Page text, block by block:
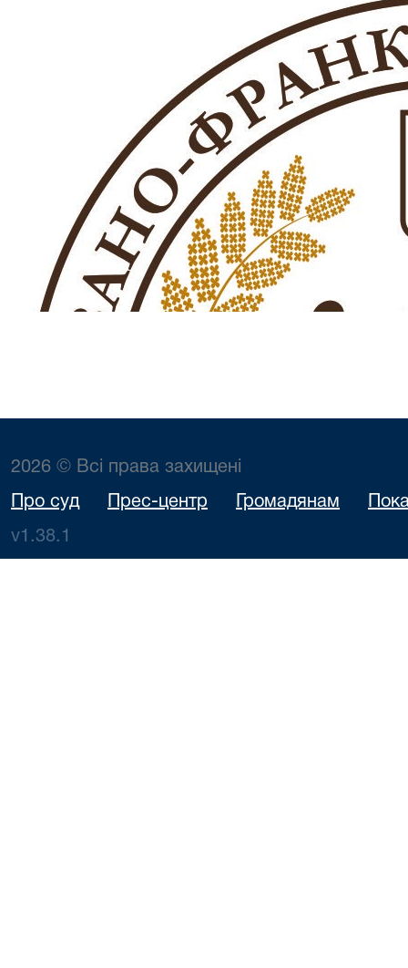
2026 © Всі права захищені
Про суд Прес-центр Громадянам
v1.38.1